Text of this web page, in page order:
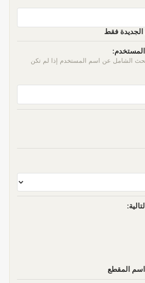
الجديدة فقط
الشامل عن اسم المستخدم إذا لم تكن
المقطع